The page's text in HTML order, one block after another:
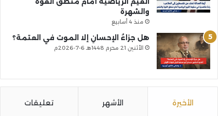
والشهرة
منذ 4 أسابيع
هل جزاءُ الإحسانِ إلا الموت في العتمة؟
الأثنين 21 محرم 1448هـ 6-7-2026م
الأخيرة الأشهر تعليقات